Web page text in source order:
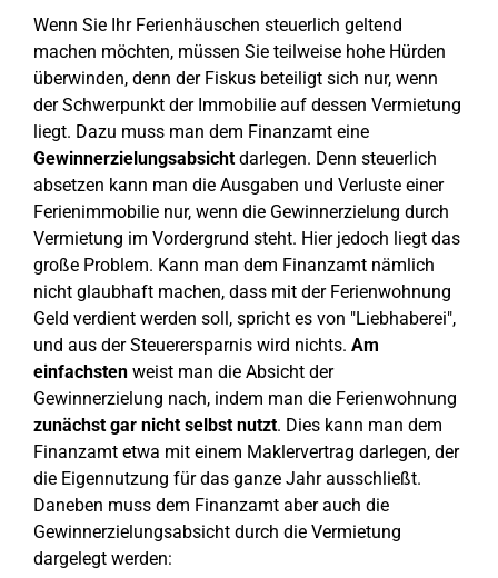
Wenn Sie Ihr Ferienhäuschen steuerlich geltend
machen möchten, müssen Sie teilweise hohe Hürden
überwinden, denn der Fiskus beteiligt sich nur, wenn
der Schwerpunkt der Immobilie auf dessen Vermietung
liegt. Dazu muss man dem Finanzamt eine
Gewinnerzielungsabsichtdarlegen. Denn steuerlich
absetzen kann man die Ausgaben und Verluste einer
Ferienimmobilie nur, wenn die Gewinnerzielung durch
Vermietung im Vordergrund steht. Hier jedoch liegt das
große Problem. Kann man dem Finanzamt nämlich
nicht glaubhaft machen, dass mit der Ferienwohnung
Geld verdient werden soll, spricht es von "Liebhaberei",
und aus der Steuerersparnis wird nichts. Am
einfachsten weist man die Absicht der
Gewinnerzielung nach, indem man die Ferienwohnung
zunächst gar nicht selbst nutzt. Dies kann man dem
Finanzamt etwa mit einem Maklervertrag darlegen, der
die Eigennutzung für das ganze Jahr ausschließt.
Daneben muss dem Finanzamt aber auch die
Gewinnerzielungsabsicht durch die Vermietung
dargelegt werden: